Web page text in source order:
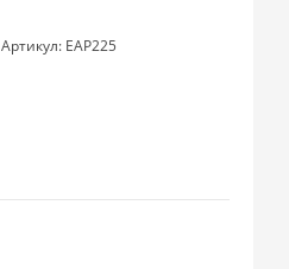
Артикул: EAP225